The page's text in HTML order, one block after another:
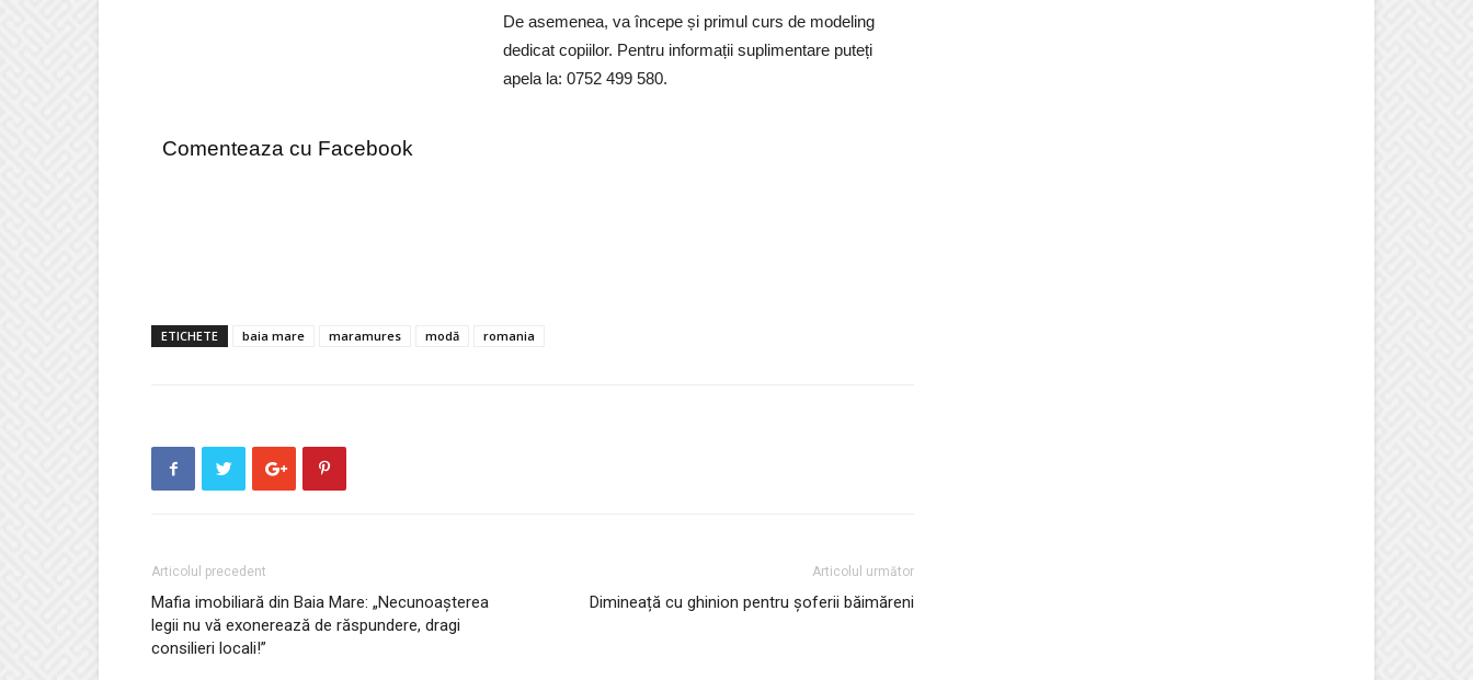
De asemenea, va începe și primul curs de modeling
dedicat copiilor. Pentru informații suplimentare puteți
apela la: 0752 499 580.
Comenteaza cu Facebook
ETICHETE baia mare maramures modă romania
Articolul precedent
Mafia imobiliară din Baia Mare: „Necunoașterea
legii nu vă exonerează de răspundere, dragi
consilieri locali!”
Articolul următor
Dimineață cu ghinion pentru șoferii băimăreni